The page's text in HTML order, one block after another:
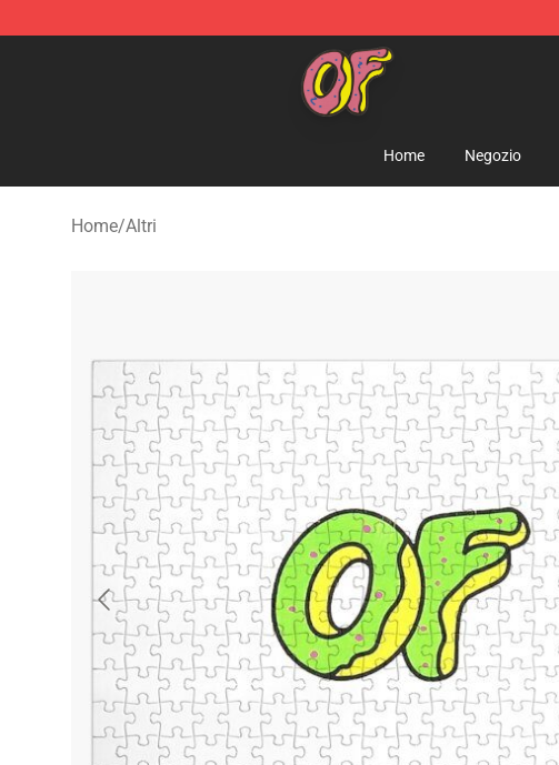
Odd Future Shop - Official Odd Future Merchandise Store
Home Negozio
Home/Altri